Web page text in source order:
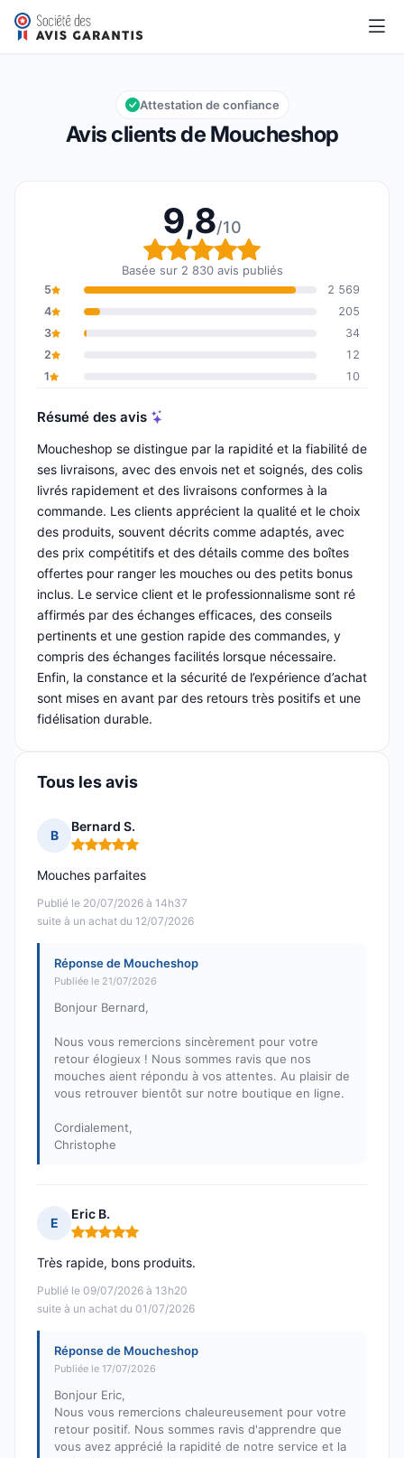
Moucheshop
Note globale : 9,8 sur 10
9,8/10
Avis clients de Moucheshop
Attestation de confiance
9,8/10
Note globale : 9,8 sur
Basée sur 2 830 avis publiés
5
2 569
4
205
3
34
2
12
1
10
Résumé des avis
Moucheshop se distingue par la rapidité et la fiabilité de
ses livraisons, avec des envois net et soignés, des colis
livrés rapidement et des livraisons conformes à la
commande. Les clients apprécient la qualité et le choix
des produits, souvent décrits comme adaptés, avec
des prix compétitifs et des détails comme des boîtes
offertes pour ranger les mouches ou des petits bonus
inclus. Le service client et le professionnalisme sont ré
affirmés par des échanges efficaces, des conseils
pertinents et une gestion rapide des commandes, y
compris des échanges facilités lorsque nécessaire.
Enfin, la constance et la sécurité de l’expérience d’achat
sont mises en avant par des retours très positifs et une
fidélisation durable.
Tous les avis
B
Bernard S.
Note : 5 sur 5
Publié le 20/07/2026 à 14h37
suite à un achat du 12/07/2026
Mouches parfaites
Réponse de Moucheshop
Publiée le 21/07/2026
Bonjour Bernard,
Nous vous remercions sincèrement pour votre
retour élogieux ! Nous sommes ravis que nos
mouches aient répondu à vos attentes. Au plaisir de
vous retrouver bientôt sur notre boutique en ligne.
Cordialement,
Christophe
E
Eric B.
Note : 5 sur 5
Publié le 09/07/2026 à 13h20
suite à un achat du 01/07/2026
Très rapide, bons produits.
Réponse de Moucheshop
Publiée le 17/07/2026
Bonjour Eric,
Nous vous remercions chaleureusement pour votre
retour positif. Nous sommes ravis d'apprendre que
vous avez apprécié la rapidité de notre service et la